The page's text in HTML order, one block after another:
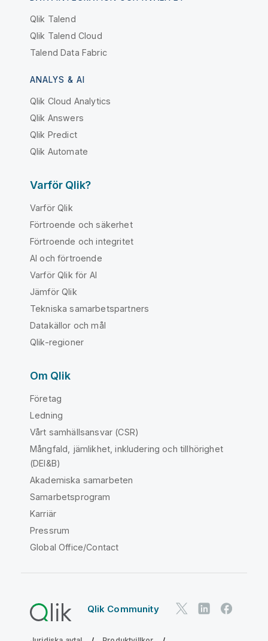
Qlik Talend
Qlik Talend Cloud
Talend Data Fabric
ANALYS & AI
Qlik Cloud Analytics
Qlik Answers
Qlik Predict
Qlik Automate
Varför Qlik?
Varför Qlik
Förtroende och säkerhet
Förtroende och integritet
AI och förtroende
Varför Qlik för AI
Jämför Qlik
Tekniska samarbetspartners
Datakällor och mål
Qlik-regioner
Om Qlik
Företag
Ledning
Vårt samhällsansvar (CSR)
Mångfald, jämlikhet, inkludering och tillhörighet
(DEI&B)
Akademiska samarbeten
Samarbetsprogram
Karriär
Pressrum
Global Office/Contact
Qlik Community